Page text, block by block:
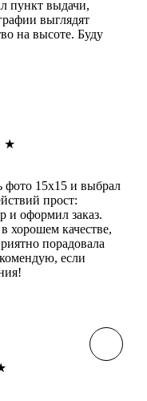
пункт выдачи,
выглядят
на высоте. Буду
★
фото 15х15 и выбрал
прост:
и оформил заказ.
хорошем качестве,
порадовала
если